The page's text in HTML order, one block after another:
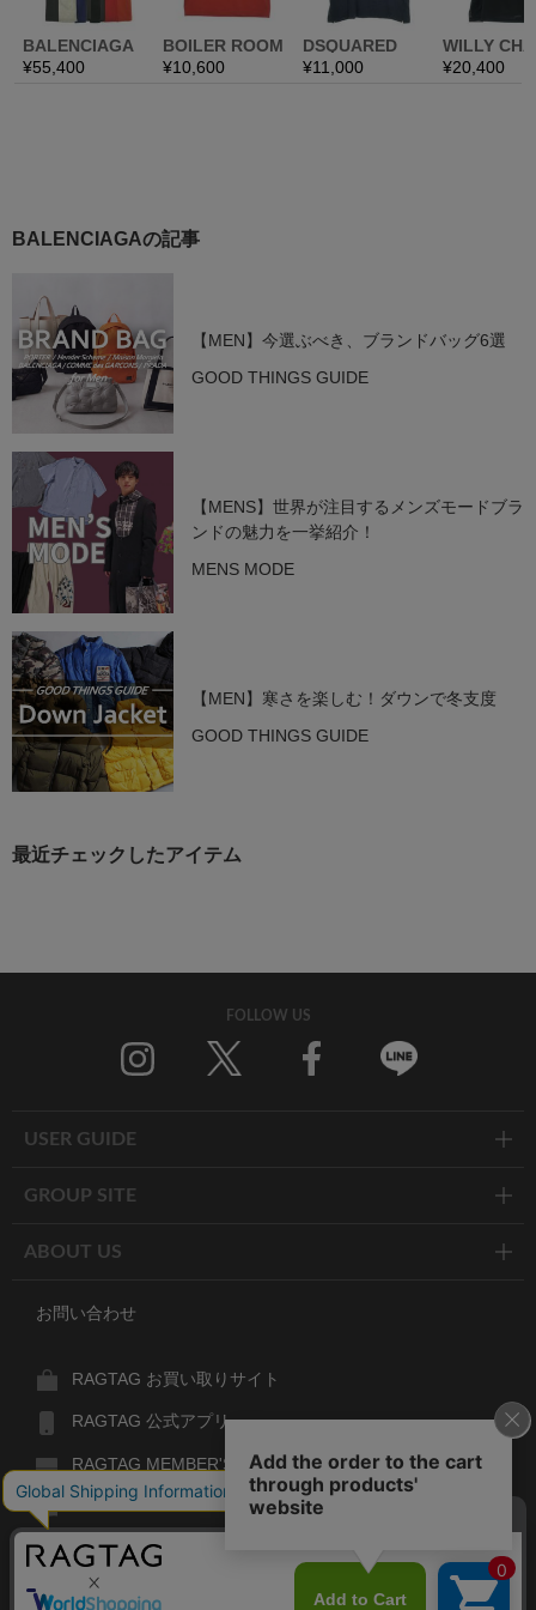
BALENCIAGAの記事
【MEN】今選ぶべき、ブランドバッグ6選
GOOD THINGS GUIDE
【MENS】世界が注目するメンズモードブラ
ンドの魅力を一挙紹介！
MENS MODE
【MEN】寒さを楽しむ！ダウンで冬支度
GOOD THINGS GUIDE
最近チェックしたアイテム
FOLLOW US
USER GUIDE
GROUP SITE
ABOUT US
お問い合わせ
RAGTAG お買い取りサイト
RAGTAG 公式アプリ
RAGTAG MEMBER'S CARD
RAGTAG MAGAZINE
RAGTAG Global